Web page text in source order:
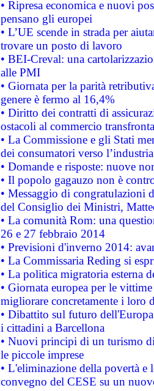
• Ripresa economica e nuovi
pensano gli europei
• L’UE scende in strada per
trovare un posto di lavoro
• BEI-Creval: una
alle PMI
• Giornata per la parità
genere è fermo al 16,4%
• Diritto dei contratti di
ostacoli al commercio
• La Commissione e gli Stati
dei consumatori verso
• Domande e risposte: nuove
• Il popolo gagauzo non è
• Messaggio di congratulazioni
del Consiglio dei Ministri,
• La comunità Rom: una
26 e 27 febbraio 2014
• Previsioni d'inverno 2014:
• La Commissaria Reding si
• La politica migratoria esterna
• Giornata europea per le
migliorare concretamente i loro
• Dibattito sul futuro
i cittadini a Barcellona
• Nuovi principi di un turismo
le piccole imprese
• L'eliminazione della povertà
convegno del CESE su un